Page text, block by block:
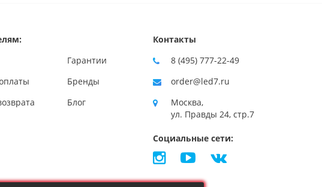
Гарантии
Бренды
Блог
Контакты
8 (495) 777-22-49
order@led7.ru
Москва,
ул. Правды 24, стр.7
Социальные сети: